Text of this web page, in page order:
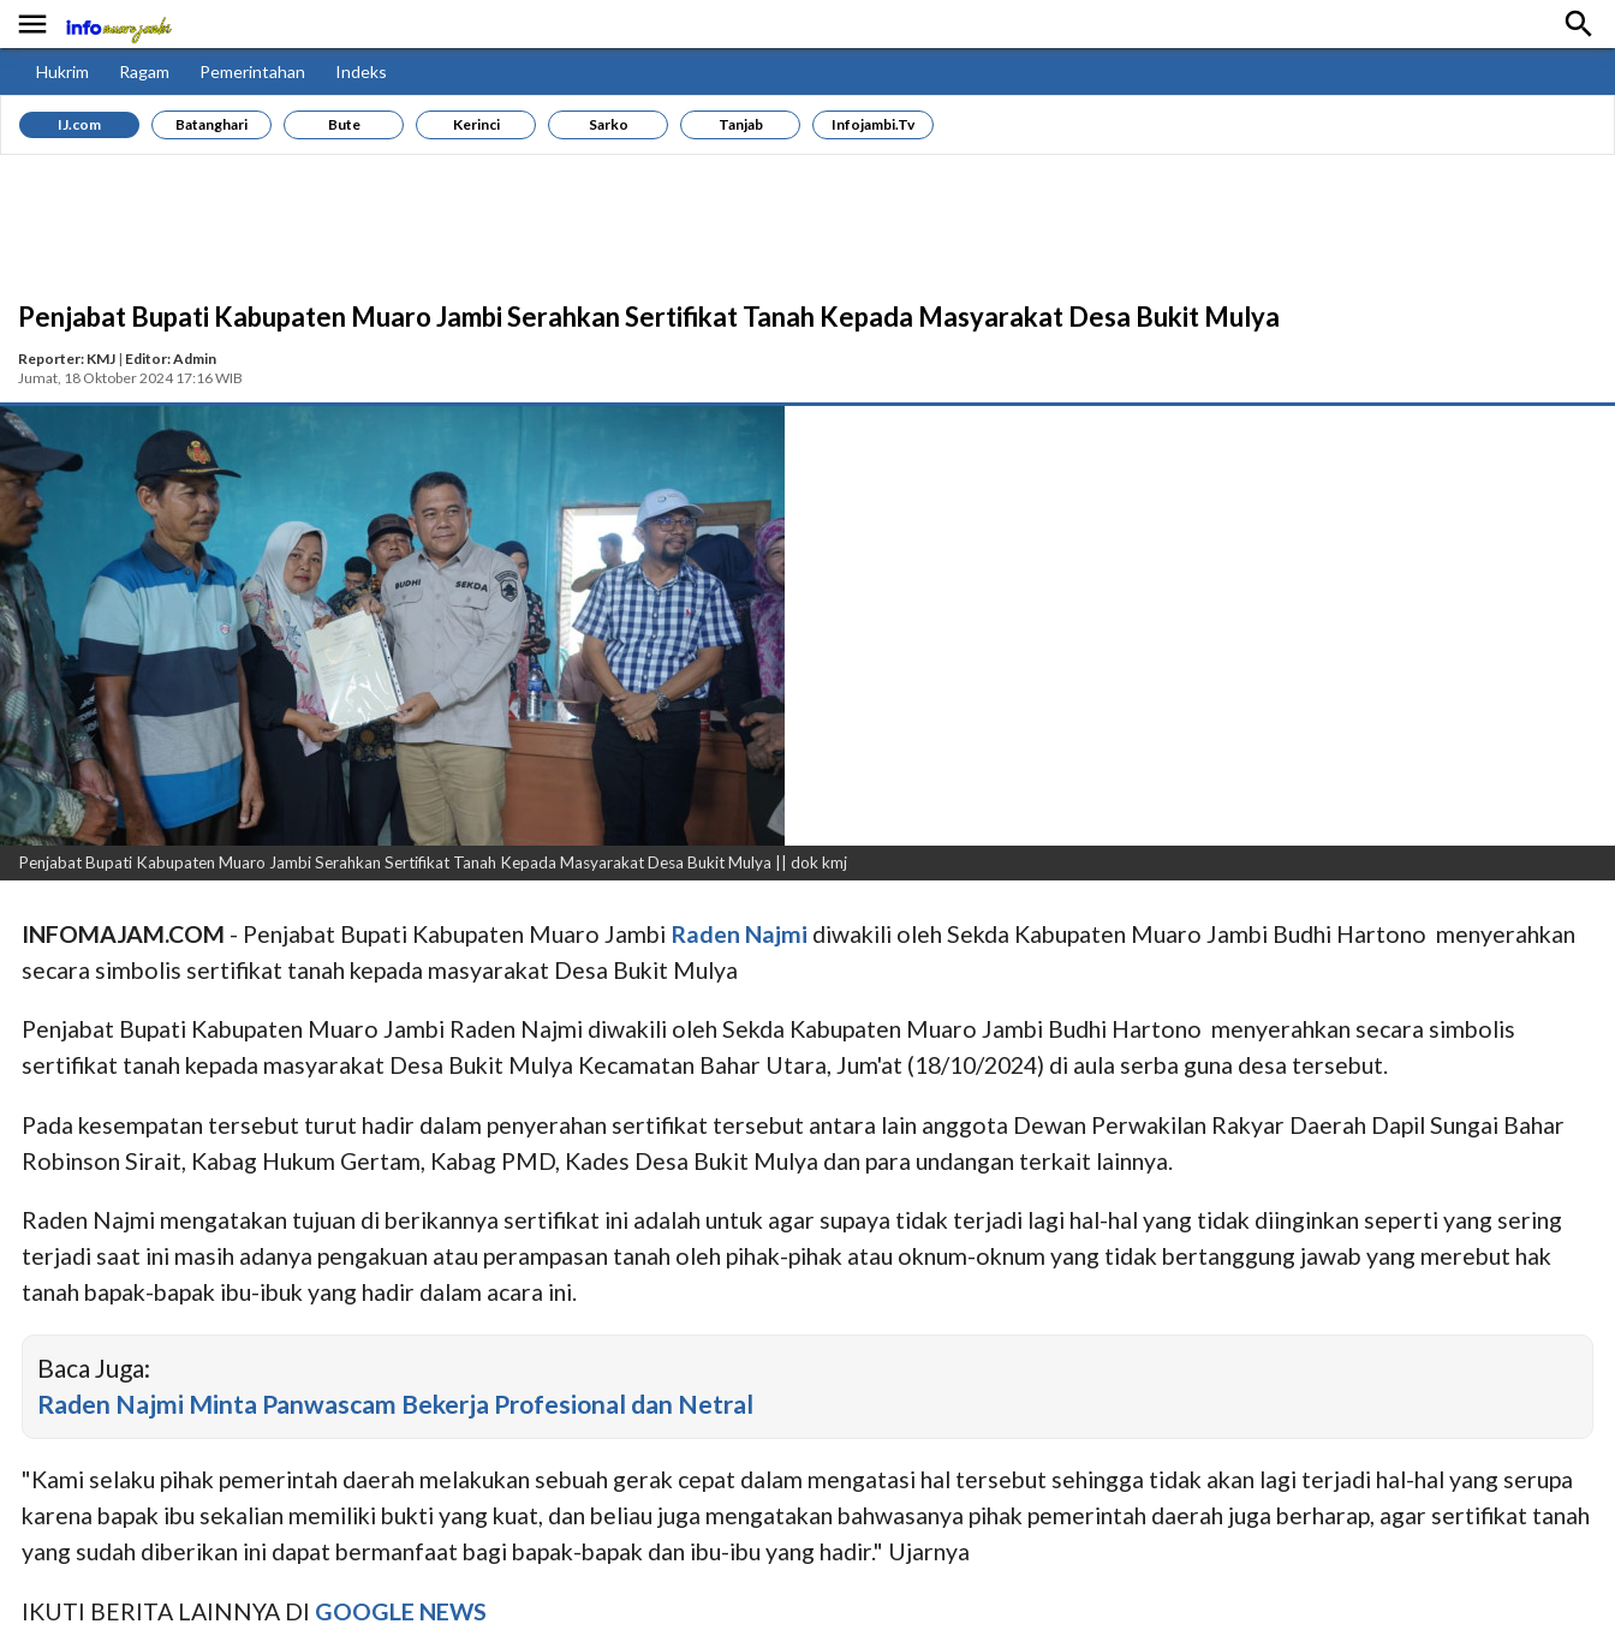
 
Hukrim Ragam Pemerintahan Indeks
IJ.com Batanghari Bute Kerinci Sarko Tanjab Infojambi.tv
Penjabat Bupati Kabupaten Muaro Jambi Serahkan Sertifikat Tanah Kepada Masyarakat Desa Bukit Mulya
Reporter: KMJ | Editor: Admin
Jumat, 18 Oktober 2024 17:16 WIB
Penjabat Bupati Kabupaten Muaro Jambi Serahkan Sertifikat Tanah Kepada Masyarakat Desa Bukit Mulya || dok kmj
INFOMAJAM.COM - Penjabat Bupati Kabupaten Muaro Jambi Raden Najmi diwakili oleh Sekda Kabupaten Muaro Jambi Budhi Hartono menyerahkan
secara simbolis sertifikat tanah kepada masyarakat Desa Bukit Mulya
Penjabat Bupati Kabupaten Muaro Jambi Raden Najmi diwakili oleh Sekda Kabupaten Muaro Jambi Budhi Hartono menyerahkan secara simbolis
sertifikat tanah kepada masyarakat Desa Bukit Mulya Kecamatan Bahar Utara, Jum'at (18/10/2024) di aula serba guna desa tersebut.
Pada kesempatan tersebut turut hadir dalam penyerahan sertifikat tersebut antara lain anggota Dewan Perwakilan Rakyar Daerah Dapil Sungai Bahar
Robinson Sirait, Kabag Hukum Gertam, Kabag PMD, Kades Desa Bukit Mulya dan para undangan terkait lainnya.
Raden Najmi mengatakan tujuan di berikannya sertifikat ini adalah untuk agar supaya tidak terjadi lagi hal-hal yang tidak diinginkan seperti yang sering
terjadi saat ini masih adanya pengakuan atau perampasan tanah oleh pihak-pihak atau oknum-oknum yang tidak bertanggung jawab yang merebut hak
tanah bapak-bapak ibu-ibuk yang hadir dalam acara ini.
Baca Juga:
Raden Najmi Minta Panwascam Bekerja Profesional dan Netral
"Kami selaku pihak pemerintah daerah melakukan sebuah gerak cepat dalam mengatasi hal tersebut sehingga tidak akan lagi terjadi hal-hal yang serupa
karena bapak ibu sekalian memiliki bukti yang kuat, dan beliau juga mengatakan bahwasanya pihak pemerintah daerah juga berharap, agar sertifikat tanah
yang sudah diberikan ini dapat bermanfaat bagi bapak-bapak dan ibu-ibu yang hadir." Ujarnya
IKUTI BERITA LAINNYA DI GOOGLE NEWS